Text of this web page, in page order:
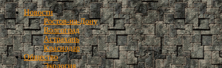
Новости
Ростов-на-Дону
Волгоград
Астрахань
Краснодар
Общество
Экология